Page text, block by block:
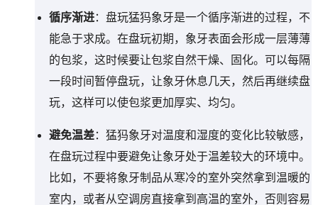
循序渐进：盘玩猛犸象牙是一个循序渐进的过程，不
能急于求成。在盘玩初期，象牙表面会形成一层薄薄
的包浆，这时候要让包浆自然干燥、固化。可以每隔
一段时间暂停盘玩，让象牙休息几天，然后再继续盘
玩，这样可以使包浆更加厚实、均匀。
避免温差：猛犸象牙对温度和湿度的变化比较敏感，
在盘玩过程中要避免让象牙处于温差较大的环境中。
比如，不要将象牙制品从寒冷的室外突然拿到温暖的
室内，或者从空调房直接拿到高温的室外，否则容易